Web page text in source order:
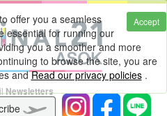
Accept
offer you a seamless
essential for running our
you a smoother and more
to browse the site, you are
andRead our privacy policies.
Newsletters